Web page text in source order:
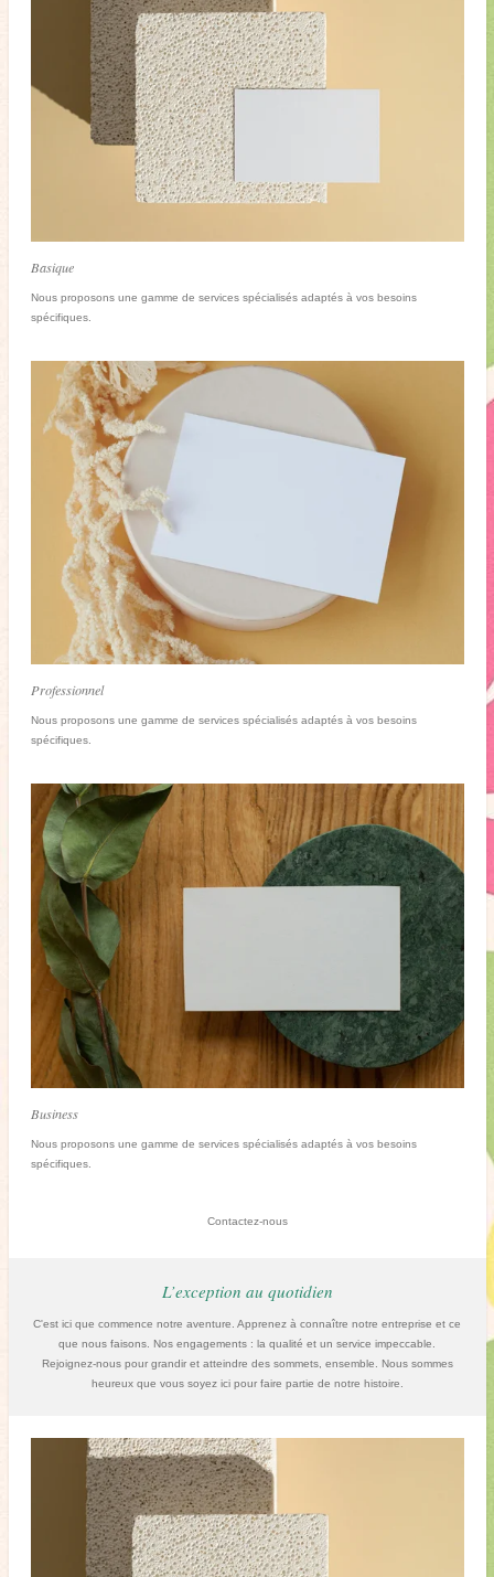
Basique
Nous proposons une gamme de services spécialisés adaptés à vos besoins
spécifiques.
Professionnel
Nous proposons une gamme de services spécialisés adaptés à vos besoins
spécifiques.
Business
Nous proposons une gamme de services spécialisés adaptés à vos besoins
spécifiques.
Contactez-nous
L’exception au quotidien
C'est ici que commence notre aventure. Apprenez à connaître notre entreprise et ce
que nous faisons. Nos engagements : la qualité et un service impeccable.
Rejoignez-nous pour grandir et atteindre des sommets, ensemble. Nous sommes
heureux que vous soyez ici pour faire partie de notre histoire.